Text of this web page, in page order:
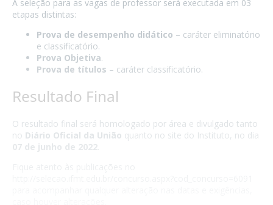
A seleção para as vagas de professor será executada em 03
etapas distintas:
Prova de desempenho didático – caráter eliminatório
e classificatório.
Prova Objetiva.
Prova de títulos – caráter classificatório.
Resultado Final
O resultado final será homologado por área e divulgado tanto
no Diário Oficial da União quanto no site do Instituto, no dia
07 de junho de 2022